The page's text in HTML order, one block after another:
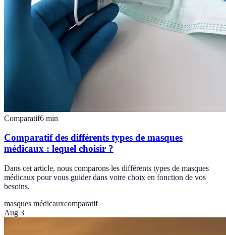
Comparatif6 min
Comparatif des différents types de masques
médicaux : lequel choisir ?
Dans cet article, nous comparons les différents types de masques
médicaux pour vous guider dans votre choix en fonction de vos
besoins.
masques médicauxcomparatif
Aug 3